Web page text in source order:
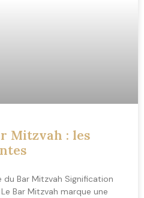
Mitzvah : les
du Bar Mitzvah Signification
Bar Mitzvah marque une